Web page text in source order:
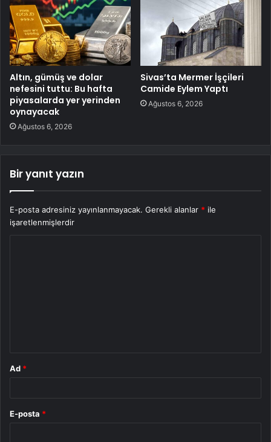
Altın, gümüş ve dolar
nefesini tuttu: Bu hafta
piyasalarda yer yerinden
oynayacak
Ağustos 6, 2026
Sivas’ta Mermer İşçileri
Camide Eylem Yaptı
Ağustos 6, 2026
Bir yanıt yazın
E-posta adresiniz yayınlanmayacak. Gerekli alanlar * ile
işaretlenmişlerdir
Ad *
E-posta *